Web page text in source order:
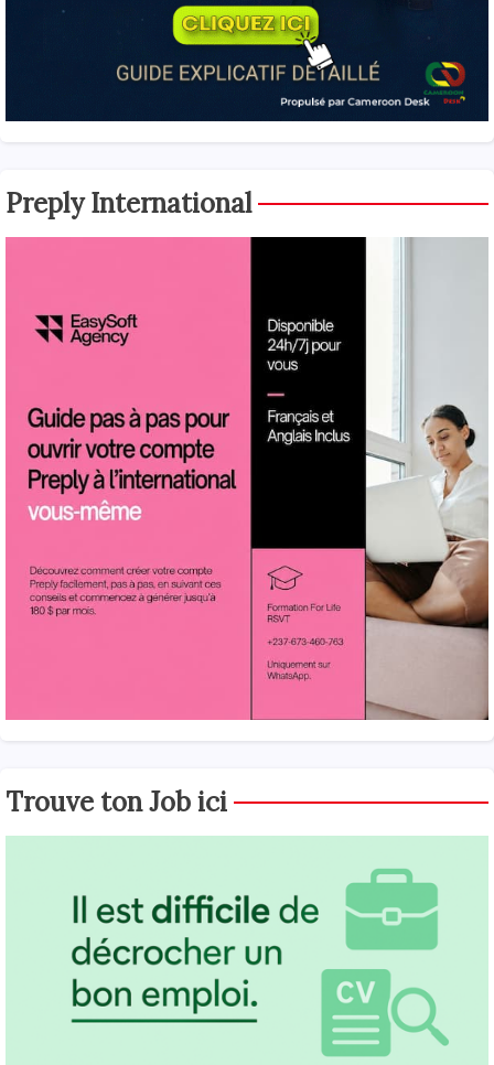
Preply International
Trouve ton Job ici